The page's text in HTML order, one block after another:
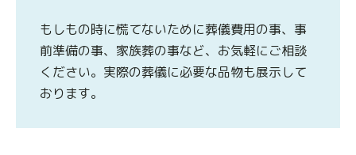
もしもの時に慌てないために葬儀費用の事、事
前準備の事、家族葬の事など、お気軽にご相談
ください。実際の葬儀に必要な品物も展示して
おります。